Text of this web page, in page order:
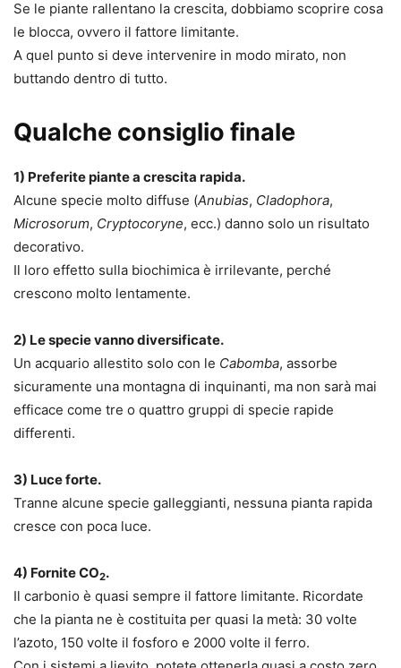
Se le piante rallentano la crescita, dobbiamo scoprire cosa
le blocca, ovvero il fattore limitante.
A quel punto si deve intervenire in modo mirato, non
buttando dentro di tutto.
Qualche consiglio finale
1) Preferite piante a crescita rapida.
Alcune specie molto diffuse (Anubias, Cladophora,
Microsorum, Cryptocoryne, ecc.) danno solo un risultato
decorativo.
Il loro effetto sulla biochimica è irrilevante, perché
crescono molto lentamente.
2) Le specie vanno diversificate.
Un acquario allestito solo con le Cabomba, assorbe
sicuramente una montagna di inquinanti, ma non sarà mai
efficace come tre o quattro gruppi di specie rapide
differenti.
3) Luce forte.
Tranne alcune specie galleggianti, nessuna pianta rapida
cresce con poca luce.
4) Fornite CO2.
Il carbonio è quasi sempre il fattore limitante. Ricordate
che la pianta ne è costituita per quasi la metà: 30 volte
l’azoto, 150 volte il fosforo e 2000 volte il ferro.